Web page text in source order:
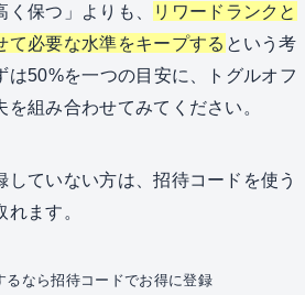
保つ」よりも、
リワードランクと
て必要な水準をキープする という考
は50%を一つの目安に、トグルオフ
組み合わせてみてください。
していない方は、招待コードを使う
ます。
るなら招待コードでお得に登録